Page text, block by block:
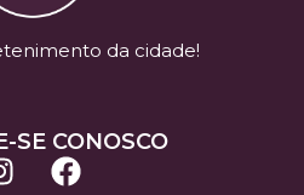
da cidade!
SE CONOSCO